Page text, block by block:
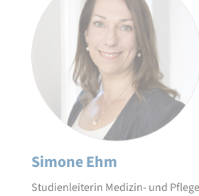
Simone Ehm
Studienleiterin Medizin- und